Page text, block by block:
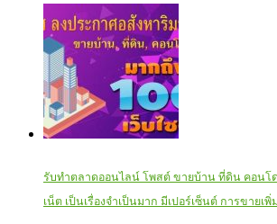
รับทำตลาดออนไลน์ โพสต์ ขายบ้าน ที่ดิน คอนโ
เน็ต เป็นเรื่องจำเป็นมาก มีเปอร์เซ็นต์ การขายเพิ่